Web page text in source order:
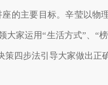
座的主要目标。辛莹以物
大家运用“生活方式”、“
策四步法引导大家做出正